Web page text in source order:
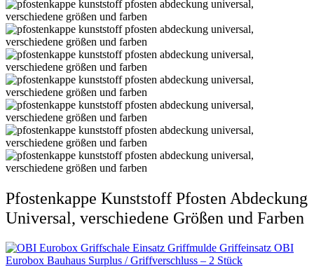
Pfostenkappe Kunststoff Pfosten Abdeckung
Universal, verschiedene Größen und Farben
Griffeinsatz OBI
Eurobox Bauhaus Surplus / Griffverschluss – 2 Stück